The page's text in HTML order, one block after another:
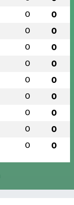
0 0
0 0
0 0
0 0
0 0
0 0
0 0
0 0
0 0